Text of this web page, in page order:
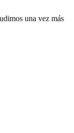
una vez más